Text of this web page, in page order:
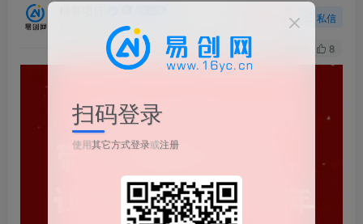
私信
8
扫码登录
使用其它方式登录或注册